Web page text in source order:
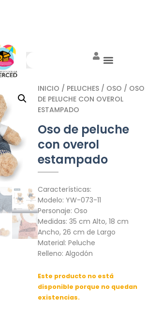
INICIO / PELUCHES / OSO / OSO
DE PELUCHE CON OVEROL
ESTAMPADO
Oso de peluche
con overol
estampado
Características:
Modelo: YW-073-11
Personaje: Oso
Medidas: 35 cm Alto, 18 cm
Ancho, 26 cm de Largo
Material: Peluche
Relleno: Algodón
Este producto no está
disponible porque no quedan
existencias.